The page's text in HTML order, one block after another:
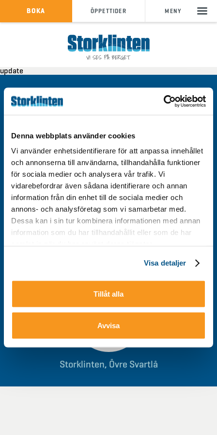
Denna webbplats använder cookies
Vi använder enhetsidentifierare för att anpassa innehållet
och annonserna till användarna, tillhandahålla funktioner
för sociala medier och analysera vår trafik. Vi
vidarebefordrar även sådana identifierare och annan
information från din enhet till de sociala medier och
annons- och analysföretag som vi samarbetar med.
Dessa kan i sin tur kombinera informationen med annan
information som du har tillhandahållit eller som de har
Visa detaljer
Tillåt alla
Avvisa
KÖP SKIPASS
info@storklinten.se
•
Telefonbokning : 0928-40 000
ÖPPETTIDER
BOKA MENY
update
Tillgänglighet
Välkommen till Storklinten - Vi ses på berget!
0928-40 000 /info@storklinten.se
Storklinten, Övre Svartlå